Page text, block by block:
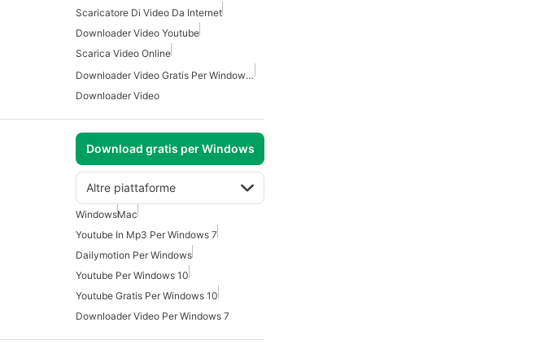
Scaricatore Di Video Da Internet
Downloader Video Youtube
Scarica Video Online
Downloader Video Gratis Per Windows 7
Downloader Video
Download gratis per Windows
Altre piattaforme
WindowsMac
Youtube In Mp3 Per Windows 7
Dailymotion Per Windows
Youtube Per Windows 10
Youtube Gratis Per Windows 10
Downloader Video Per Windows 7